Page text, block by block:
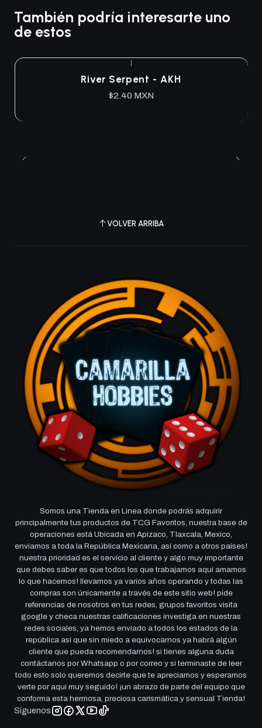
También podría interesarte uno
de estos
River Serpent - AKH
$2.40 MXN
VOLVER ARRIBA
Somos una Tienda en Linea donde podrás adquirir
principalmente tus productos de TCG Favoritos, nuestra base de
operaciones está Ubicada en Apizaco, Tlaxcala, Mexico,
enviamos a toda la República Mexicana, así como a otros países!
nuestra prioridad es el servicio al cliente y algo muy importante
que debes saber es que todos los que trabajamos aquí amamos
lo que hacemos! llevamos ya varios años operando y todas las
compras son únicamente a través de este sitio web! pide
referencias de nosotros en tus redes, grupos favoritos visita
google y checa nuestras calificaciones investiga en nuestras
redes sociales, ya hemos enviado a todos los estados de la
república así que sin miedo a equivocarnos ya habrá algún
cliente que pueda recomendarnos! si tienes alguna duda
contáctanos por Whatsapp o por correo y si terminaste de leer
todo esto solo queremos decirte que te apreciamos y esperamos
verte por aqui muy seguido! ¡un abrazo de parte del equipo que
conforma esta hermosa, preciosa carismática y sensual Tienda!
Síguenos